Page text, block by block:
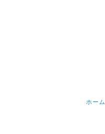
ホーム